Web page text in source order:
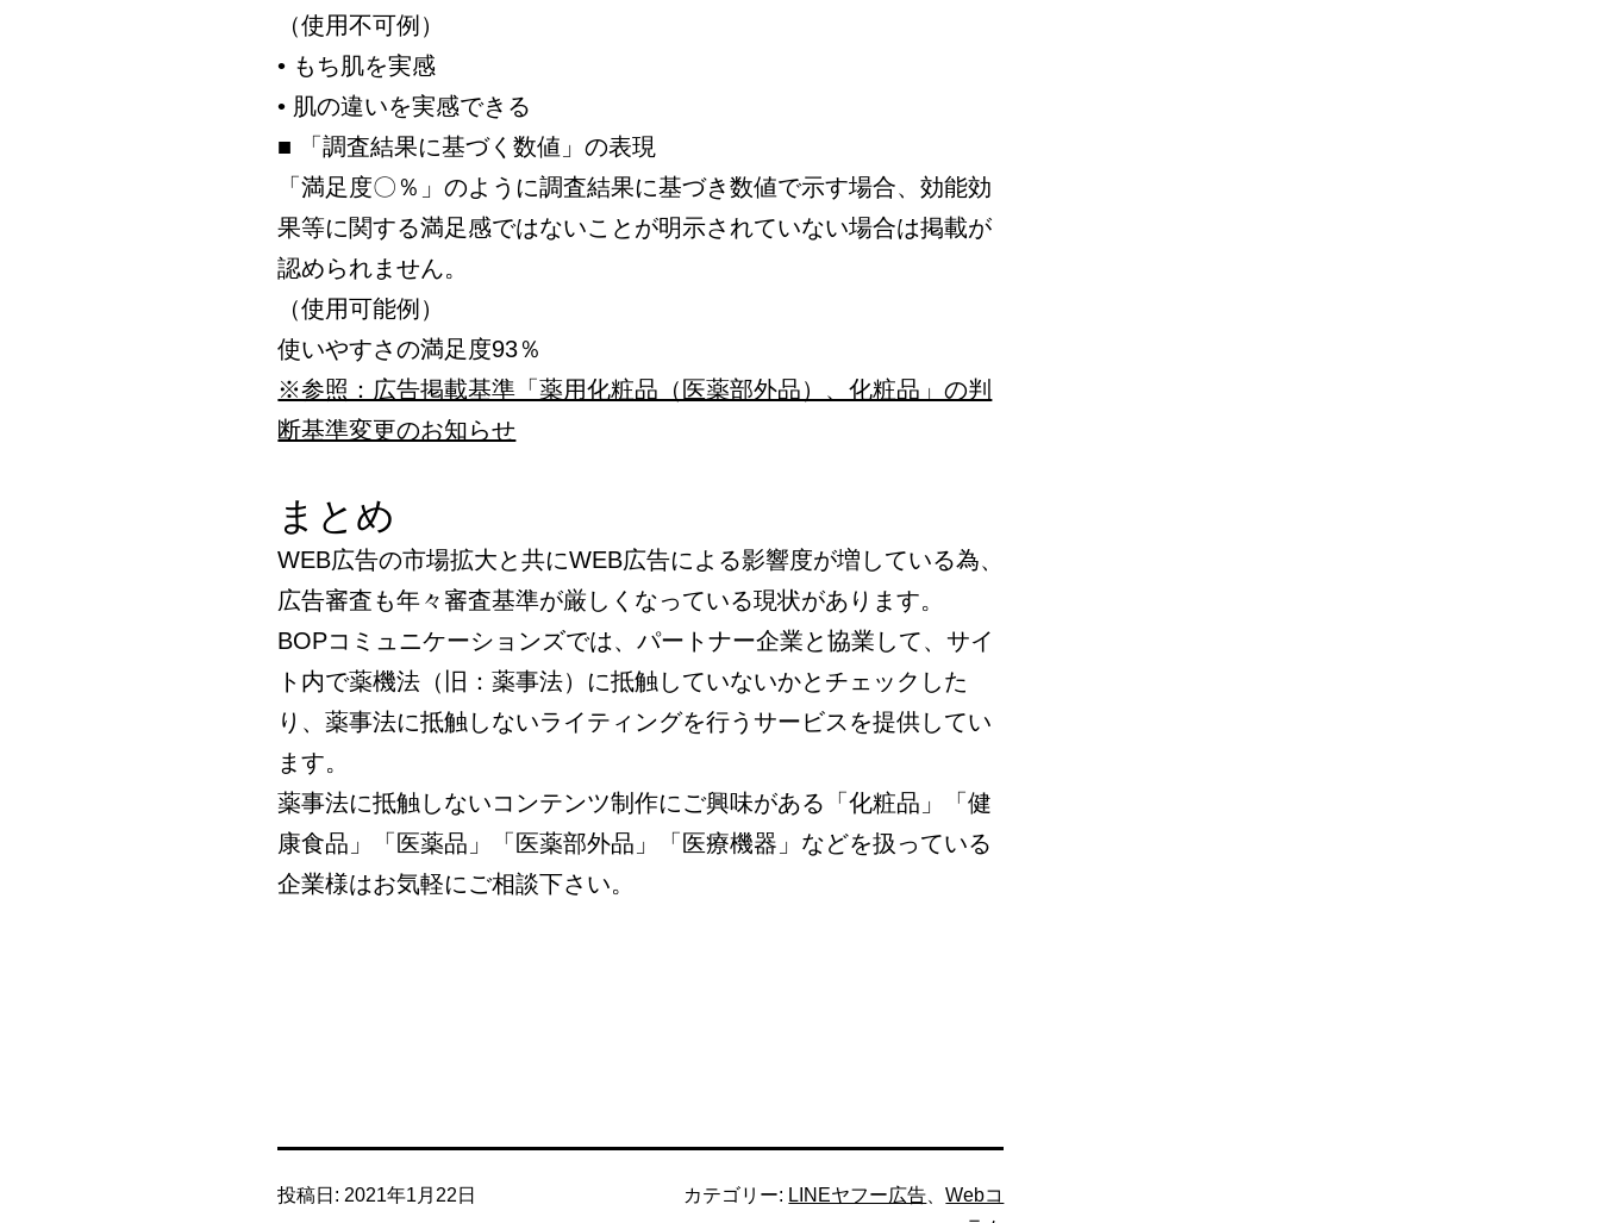
（使用不可例）
• もち肌を実感
• 肌の違いを実感できる
■ 「調査結果に基づく数値」の表現
「満足度〇％」のように調査結果に基づき数値で示す場合、効能効
果等に関する満足感ではないことが明示されていない場合は掲載が
認められません。
（使用可能例）
使いやすさの満足度93％
※参照：広告掲載基準「薬用化粧品（医薬部外品）、化粧品」の判
断基準変更のお知らせ
まとめ
WEB広告の市場拡大と共にWEB広告による影響度が増している為、
広告審査も年々審査基準が厳しくなっている現状があります。
BOPコミュニケーションズでは、パートナー企業と協業して、サイ
ト内で薬機法（旧：薬事法）に抵触していないかとチェックした
り、薬事法に抵触しないライティングを行うサービスを提供してい
ます。
薬事法に抵触しないコンテンツ制作にご興味がある「化粧品」「健
康食品」「医薬品」「医薬部外品」「医療機器」などを扱っている
企業様はお気軽にご相談下さい。
投稿日: 2021年1月22日 カテゴリー: LINEヤフー広告 、Webコ